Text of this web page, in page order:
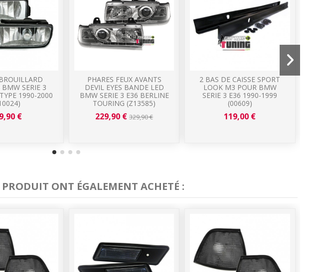
SERIE 3
1990-2000
€
PHARES FEUX AVANTS
DEVIL EYES BANDE LED
BMW SERIE 3 E36 BERLINE
TOURING (Z13585)
229,90 €329,90 €
2 BAS DE CAISSE SPORT
LOOK M3 POUR BMW
SERIE 3 E36 1990-1999
(00609)
119,00 €
ONT ÉGALEMENT ACHETÉ :